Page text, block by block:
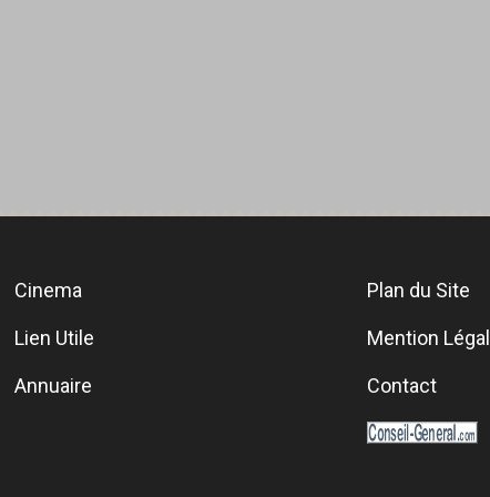
Cinema
Lien Utile
Annuaire
Plan du Site
Mention
Contact